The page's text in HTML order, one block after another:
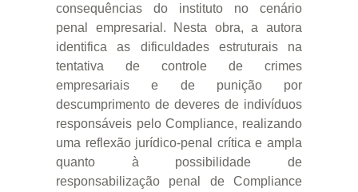
consequências do instituto no cenário
penal empresarial. Nesta obra, a autora
identifica as dificuldades estruturais na
tentativa de controle de crimes
empresariais e de punição por
descumprimento de deveres de indivíduos
responsáveis pelo Compliance, realizando
uma reflexão jurídico-penal crítica e ampla
quanto à possibilidade de
responsabilização penal de Compliance